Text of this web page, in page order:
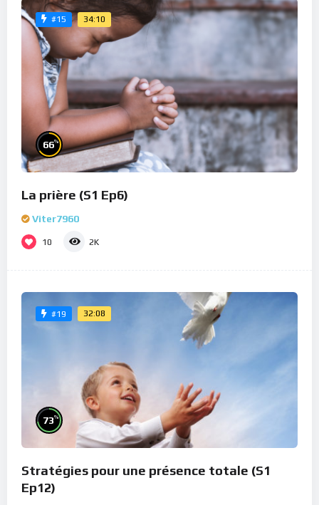
#15 34:10
66%
La prière (S1 Ep6)
Viter7960
10 2K
#19 32:08
73%
Stratégies pour une présence totale (S1
Ep12)